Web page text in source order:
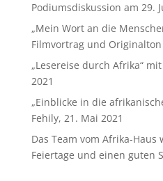
Podiumsdiskussion am 29.
„Mein Wort an die
Filmvortrag und Originalton
„Lesereise durch Afrika“
2021
„Einblicke in die
Fehily, 21. Mai 2021
Das Team vom Afrika-Haus
Feiertage und einen guten